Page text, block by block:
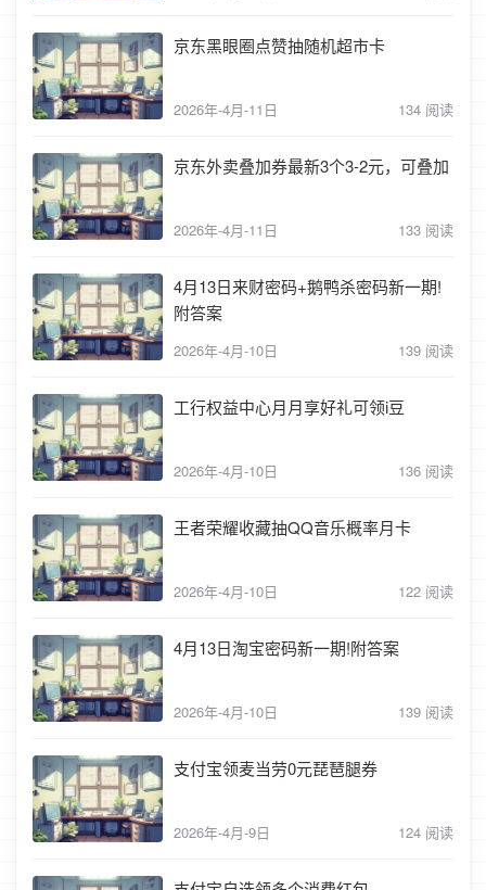
京东黑眼圈点赞抽随机超市卡
2026年-4月-11日 134 阅读
京东外卖叠加券最新3个3-2元，可叠加
2026年-4月-11日 133 阅读
4月13日来财密码+鹅鸭杀密码新一期!
附答案
2026年-4月-10日 139 阅读
工行权益中心月月享好礼可领i豆
2026年-4月-10日 136 阅读
王者荣耀收藏抽QQ音乐概率月卡
2026年-4月-10日 122 阅读
4月13日淘宝密码新一期!附答案
2026年-4月-10日 139 阅读
支付宝领麦当劳0元琵琶腿券
2026年-4月-9日 124 阅读